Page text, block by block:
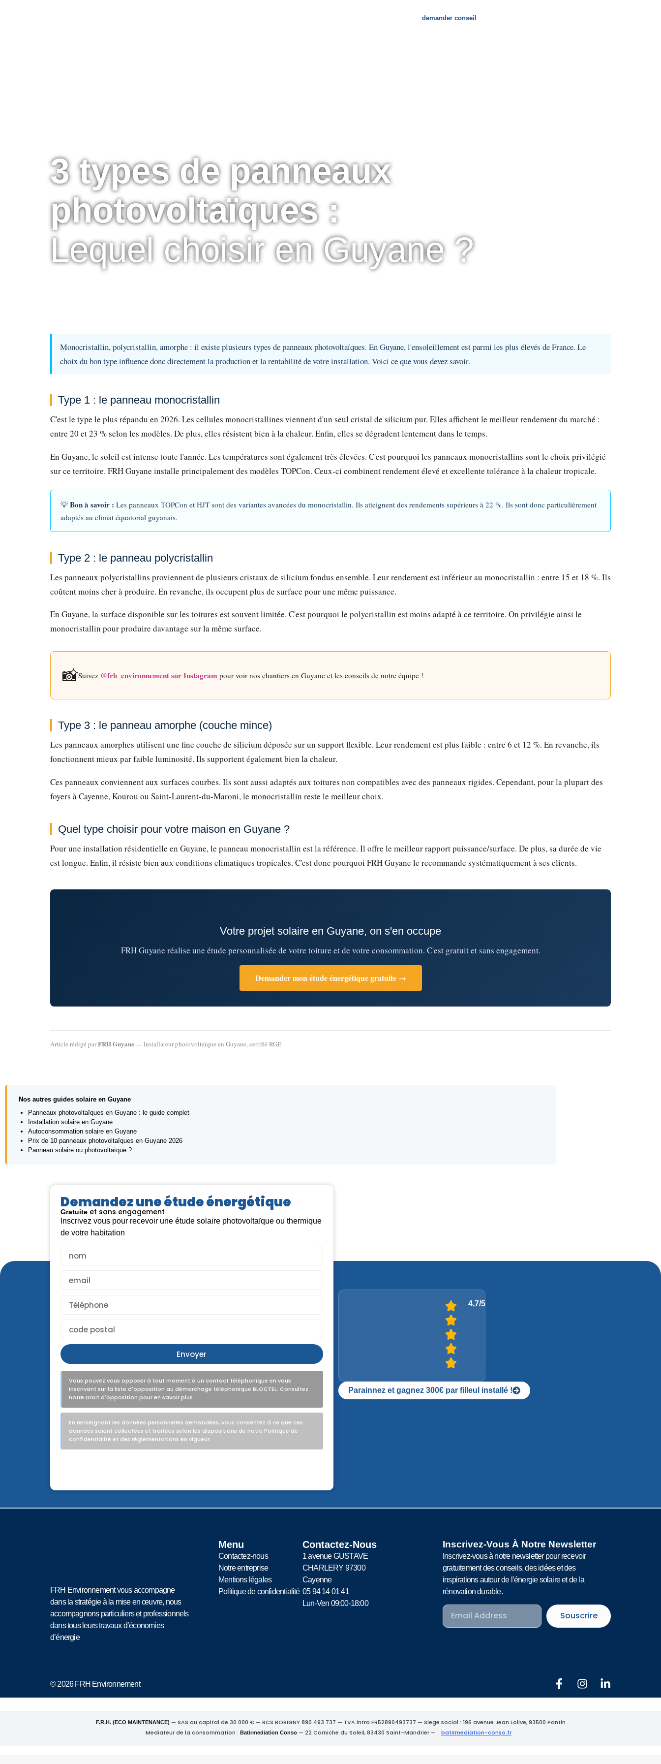
demander conseil
3 types de panneaux
photovoltaïques :
Lequel choisir en Guyane ?
Monocristallin, polycristallin, amorphe : il existe plusieurs types de panneaux photovoltaïques. En Guyane, l'ensoleillement est parmi les plus élevés de France. Le
choix du bon type influence donc directement la production et la rentabilité de votre installation. Voici ce que vous devez savoir.
Type 1 : le panneau monocristallin
C'est le type le plus répandu en 2026. Les cellules monocristallines viennent d'un seul cristal de silicium pur. Elles affichent le meilleur rendement du marché :
entre 20 et 23 % selon les modèles. De plus, elles résistent bien à la chaleur. Enfin, elles se dégradent lentement dans le temps.
En Guyane, le soleil est intense toute l'année. Les températures sont également très élevées. C'est pourquoi les panneaux monocristallins sont le choix privilégié
sur ce territoire. FRH Guyane installe principalement des modèles TOPCon. Ceux-ci combinent rendement élevé et excellente tolérance à la chaleur tropicale.
💡 Bon à savoir : Les panneaux TOPCon et HJT sont des variantes avancées du monocristallin. Ils atteignent des rendements supérieurs à 22 %. Ils sont donc particulièrement
adaptés au climat équatorial guyanais.
Type 2 : le panneau polycristallin
Les panneaux polycristallins proviennent de plusieurs cristaux de silicium fondus ensemble. Leur rendement est inférieur au monocristallin : entre 15 et 18 %. Ils
coûtent moins cher à produire. En revanche, ils occupent plus de surface pour une même puissance.
En Guyane, la surface disponible sur les toitures est souvent limitée. C'est pourquoi le polycristallin est moins adapté à ce territoire. On privilégie ainsi le
monocristallin pour produire davantage sur la même surface.
📸Suivez @frh_environnement sur Instagram pour voir nos chantiers en Guyane et les conseils de notre équipe !
Type 3 : le panneau amorphe (couche mince)
Les panneaux amorphes utilisent une fine couche de silicium déposée sur un support flexible. Leur rendement est plus faible : entre 6 et 12 %. En revanche, ils
fonctionnent mieux par faible luminosité. Ils supportent également bien la chaleur.
Ces panneaux conviennent aux surfaces courbes. Ils sont aussi adaptés aux toitures non compatibles avec des panneaux rigides. Cependant, pour la plupart des
foyers à Cayenne, Kourou ou Saint-Laurent-du-Maroni, le monocristallin reste le meilleur choix.
Quel type choisir pour votre maison en Guyane ?
Pour une installation résidentielle en Guyane, le panneau monocristallin est la référence. Il offre le meilleur rapport puissance/surface. De plus, sa durée de vie
est longue. Enfin, il résiste bien aux conditions climatiques tropicales. C'est donc pourquoi FRH Guyane le recommande systématiquement à ses clients.
Votre projet solaire en Guyane, on s'en occupe
FRH Guyane réalise une étude personnalisée de votre toiture et de votre consommation. C'est gratuit et sans engagement.
Demander mon étude énergétique gratuite →
Article rédigé parFRH Guyane— Installateur photovoltaïque en Guyane, certifié RGE.
Nos autres guides solaire en Guyane
Panneaux photovoltaïques en Guyane : le guide complet
Installation solaire en Guyane
Autoconsommation solaire en Guyane
Prix de 10 panneaux photovoltaïques en Guyane 2026
Panneau solaire ou photovoltaïque ?
Demandez une étude énergétique
Gratuite et sans engagement
Inscrivez vous pour recevoir une étude solaire photovoltaïque ou thermique
de votre habitation
Envoyer
Vous pouvez vous opposer à tout moment à un contact téléphonique en vous
inscrivant sur la liste d'opposition au démarchage téléphonique BLOCTEL. Consultez
notre Droit d'opposition pour en savoir plus.
En renseignant les données personnelles demandées, vous consentez à ce que ces
données soient collectées et traitées selon les dispositions de notre Politique de
confidentialité et des réglementations en vigueur.
4,7/5
Parainnez et gagnez 300€ par filleul installé !
FRH Environnement vous accompagne
dans la stratégie à la mise en œuvre, nous
accompagnons particuliers et professionnels
dans tous leurs travaux d’économies
d’énergie
Menu
Contactez-nous
Notre entreprise
Mentions légales
Politique de confidentialité
Contactez-Nous
1 avenue GUSTAVE
CHARLERY 97300
Cayenne
05 94 14 01 41
Lun-Ven 09:00-18:00
Inscrivez-Vous À Notre Newsletter
Inscrivez-vous à notre newsletter pour recevoir
gratuitement des conseils, des idées et des
inspirations autour de l’énergie solaire et de la
rénovation durable.
Souscrire
© 2026 FRH Environnement
F.R.H. (ECO MAINTENANCE) — SAS au capital de 30 000 € — RCS BOBIGNY 890 493 737 — TVA intra FR52890493737 — Siege social : 196 avenue Jean Lolive, 93500 Pantin
Mediateur de la consommation : Batirmediation Conso — 22 Corniche du Soleil, 83430 Saint-Mandrier — batirmediation-conso.fr